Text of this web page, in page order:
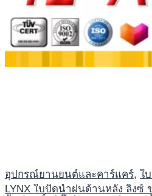
อุปกรณ์ยานยนต์และคาร์แคร์, ใ
LYNX ใบปัดน้ำฝนด้านหลัง ลิ้งซ์